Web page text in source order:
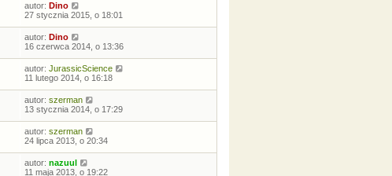
autor: Dino
27 stycznia 2015, o 18:01
autor: Dino
16 czerwca 2014, o 13:36
autor: JurassicScience
11 lutego 2014, o 16:18
autor: szerman
13 stycznia 2014, o 17:29
autor: szerman
24 lipca 2013, o 20:34
autor: nazuul
11 maja 2013, o 19:22